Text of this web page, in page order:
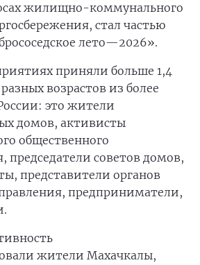
жилищно-коммунального
стал частью
лето—2026».
приняли больше 1,4
возрастов из более
это жители
домов, активисты
общественного
председатели советов домов,
представители органов
предприниматели,
жители Махачкалы,